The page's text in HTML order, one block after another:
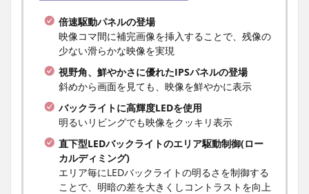
倍速駆動パネルの登場
映像コマ間に補完画像を挿入することで、残像の
少ない滑らかな映像を実現
視野角、鮮やかさに優れたIPSパネルの登場
斜めから画面を見ても、映像を鮮やかに表示
バックライトに高輝度LEDを使用
明るいリビングでも映像をクッキリ表示
直下型LEDバックライトのエリア駆動制御(ロー
カルディミング)
エリア毎にLEDバックライトの明るさを制御する
ことで、明暗の差を大きくしコントラストを向上